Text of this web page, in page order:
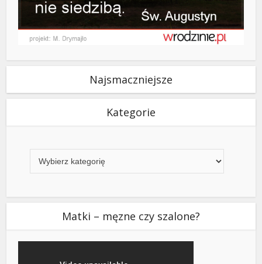
Najsmaczniejsze
Kategorie
Matki – męzne czy szalone?